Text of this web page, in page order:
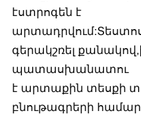
էստրոգեն է
գերակշռել
պատասխանատու
է արտաքին տեսքի
բնութագրերի